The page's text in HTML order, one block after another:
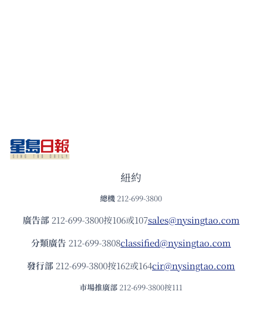
紐約
總機 212-699-3800
廣告部212-699-3800按106或107sales@nysingtao.com
分類廣告 212-699-3808classified@nysingtao.com
發⾏部 212-699-3800按162或164cir@nysingtao.com
市場推廣部 212-699-3800按111